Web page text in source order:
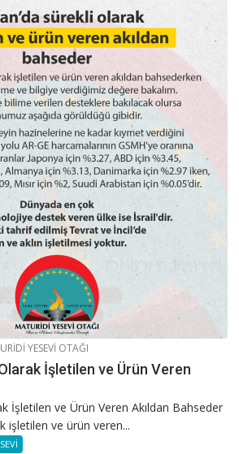
YESEVİ OTAĞI
İşletilen ve Ürün Veren
İşletilen ve Ürün Veren Akıldan Bahseder
işletilen ve ürün veren...